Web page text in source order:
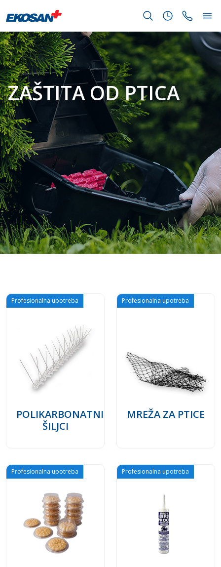
ZAŠTITA OD PTICA
Profesionalna upotreba
POLIKARBONATNI
ŠILJCI
Profesionalna upotreba
MREŽA ZA PTICE
Profesionalna upotreba Profesionalna upotreba